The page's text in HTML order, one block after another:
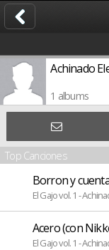
Achinado
1 albums
Top Canciones
Borron y
El Gajo vol. 1 -
Acero (con
El Gajo vol. 1 -